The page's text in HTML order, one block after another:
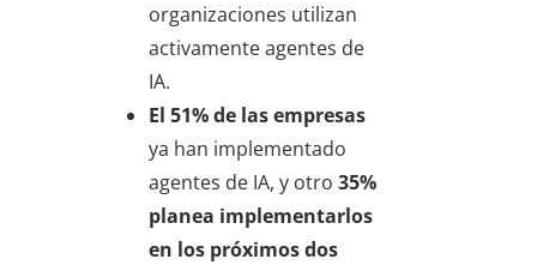
organizaciones utilizan
activamente agentes de
IA.
El 51% de las empresas
ya han implementado
agentes de IA, y otro 35%
planea implementarlos
en los próximos dos